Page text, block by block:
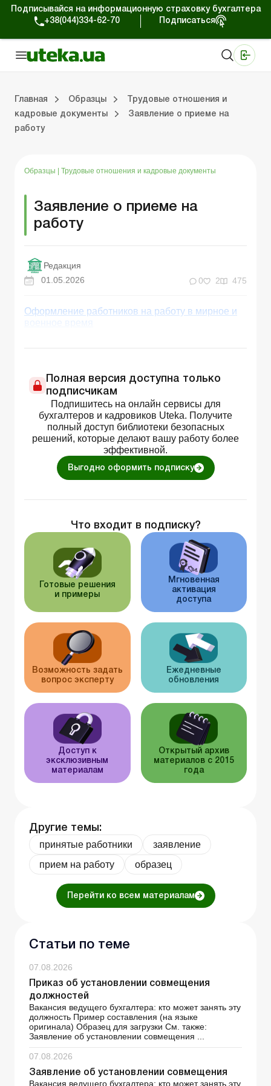
Подписывайся на информационную страховку бухгалтера
+38(044)334-62-70
Подписаться
Главная Образцы
Трудовые отношения и
кадровые документы
Заявление о приеме на
работу
Образцы Трудовые отношения и кадровые документы
Заявление о приеме на
работу
Редакция
01.05.2026
0 2 475
Оформление работников на работу в мирное и
Полная версия доступна только
подписчикам
Подпишитесь на онлайн сервисы для
бухгалтеров и кадровиков Uteka. Получите
полный доступ библиотеки безопасных
решений, которые делают вашу работу более
эффективной.
Выгодно оформить подписку
Что входит в подписку?
Готовые решения
и примеры
Мгновенная
активация
доступа
Возможность задать
вопрос эксперту
Ежедневные
обновления
Доступ к
эксклюзивным
материалам
Открытый архив
материалов с 2015
года
Другие темы:
принятые работники
заявление
прием на работу
образец
Перейти ко всем материалам
Статьи по теме
07.08.2026
Приказ об установлении совмещения
должностей
Вакансия ведущего бухгалтера: кто может занять эту
должность Пример составления (на языке
оригинала) Образец для загрузки См. также:
Заявление об установлении совмещения ...
07.08.2026
Заявление об установлении совмещения
Вакансия ведущего бухгалтера: кто может занять эту